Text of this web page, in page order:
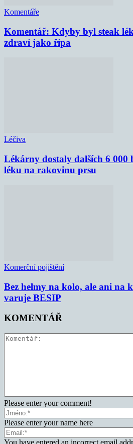
Komentáře
Komentář: Kdyby byl steak
zdraví jako řípa
Léčiva
Lékárny dostaly dalších 6 000
léku na rakovinu prsu
Komerční pojištění
Bez helmy na kolo, ale ani na
varuje BESIP
KOMENTÁŘ
Please enter your comment!
Please enter your name here
You have entered an incorrect email